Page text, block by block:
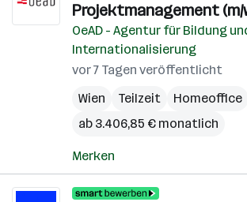
Projektmanagement (m/
OeAD - Agentur für Bildung
Internationalisierung
vor 7 Tagen veröffentlicht
Wien
Teilzeit
Homeoffice
ab 3.406,85 € monatlich
Merken